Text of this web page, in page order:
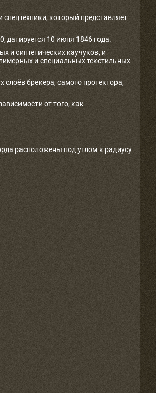
который представляет
датируется 10 июня 1846 года.
и синтетических каучуков, и
и специальных текстильных
слоёв брекера, самого протектора,
от того, как
расположены под углом к радиусу